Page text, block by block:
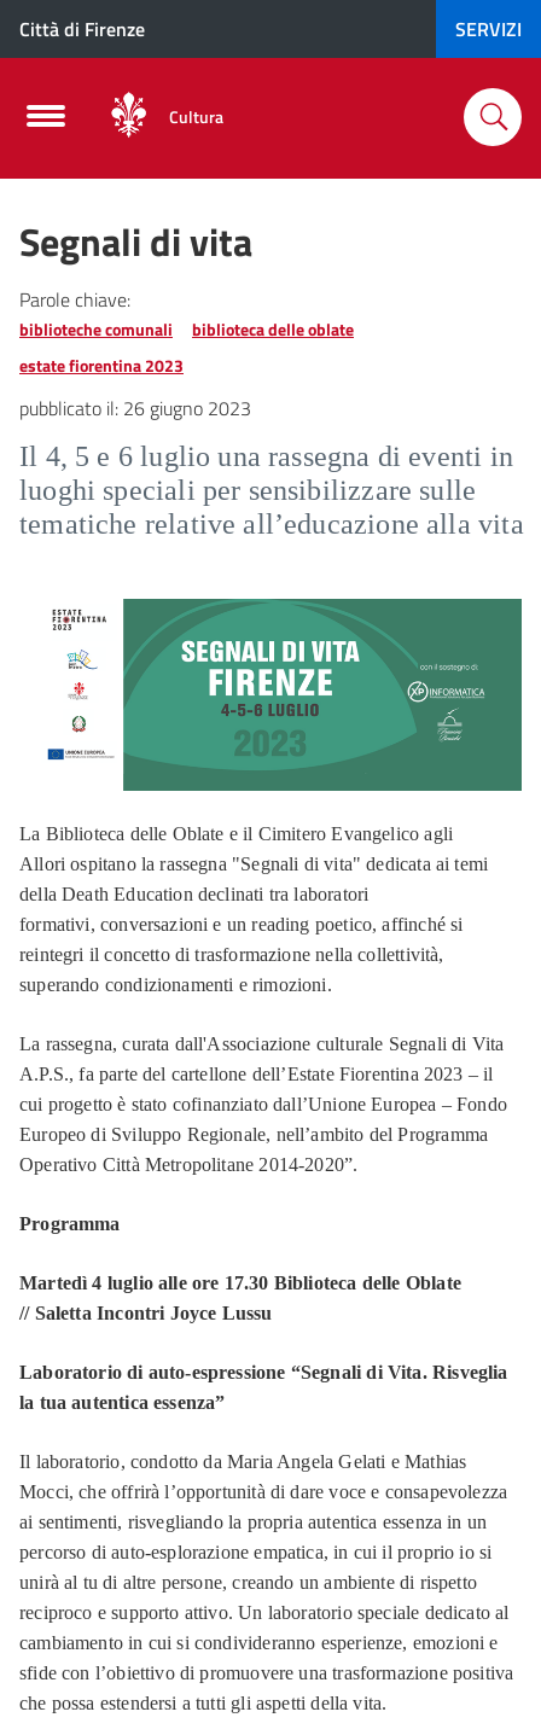
Città di Firenze SERVIZI
Cultura
Segnali di vita
Parole chiave:
biblioteche comunali
biblioteca delle oblate
estate fiorentina 2023
pubblicato il: 26 giugno 2023
Il 4, 5 e 6 luglio una rassegna di eventi in
luoghi speciali per sensibilizzare sulle
tematiche relative all’educazione alla vita
La Biblioteca delle Oblate e il Cimitero Evangelico agli
Allori ospitano la rassegna "Segnali di vita" dedicata ai temi
della Death Education declinati tra laboratori
formativi, conversazioni e un reading poetico, affinché si
reintegri il concetto di trasformazione nella collettività,
superando condizionamenti e rimozioni.
La rassegna, curata dall'Associazione culturale Segnali di Vita
A.P.S., fa parte del cartellone dell’Estate Fiorentina 2023 – il
cui progetto è stato cofinanziato dall’Unione Europea – Fondo
Europeo di Sviluppo Regionale, nell’ambito del Programma
Operativo Città Metropolitane 2014-2020”.
Programma
Martedì 4 luglio alle ore 17.30 Biblioteca delle Oblate
// Saletta Incontri Joyce Lussu
Laboratorio di auto-espressione “Segnali di Vita. Risveglia
la tua autentica essenza”
Il laboratorio, condotto da Maria Angela Gelati e Mathias
Mocci, che offrirà l’opportunità di dare voce e consapevolezza
ai sentimenti, risvegliando la propria autentica essenza in un
percorso di auto-esplorazione empatica, in cui il proprio io si
unirà al tu di altre persone, creando un ambiente di rispetto
reciproco e supporto attivo. Un laboratorio speciale dedicato al
cambiamento in cui si condivideranno esperienze, emozioni e
sfide con l’obiettivo di promuovere una trasformazione positiva
che possa estendersi a tutti gli aspetti della vita.